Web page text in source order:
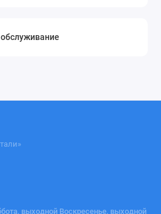
выходной Воскресенье, выходной